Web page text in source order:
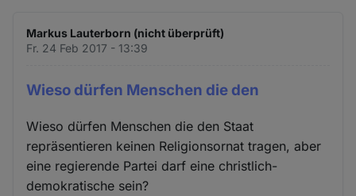
Markus Lauterborn (nicht überprüft)
Fr. 24 Feb 2017 - 13:39
Wieso dürfen Menschen die den
Wieso dürfen Menschen die den Staat
repräsentieren keinen Religionsornat tragen, aber
eine regierende Partei darf eine christlich-
demokratische sein?